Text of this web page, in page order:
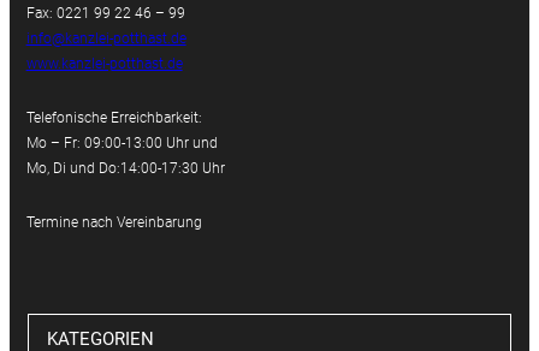
Fax: 0221 99 22 46 – 99
info@kanzlei-potthast.de
www.kanzlei-potthast.de
Telefonische Erreichbarkeit:
Mo – Fr: 09:00-13:00 Uhr und
Mo, Di und Do:14:00-17:30 Uhr
Termine nach Vereinbarung
KATEGORIEN